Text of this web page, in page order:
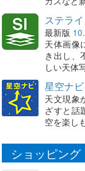
ステラ
最新版
天体画像
き出し、
しい天体
星空ナビ
天文現象
ざすと話
空を楽し
ショッピング